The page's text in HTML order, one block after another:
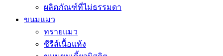
ผลิตภัณฑ์ที่ไม่ธรรมดา
ขนมแมว
ทรายแมว
ซีรีส์เนื้อแห้ง